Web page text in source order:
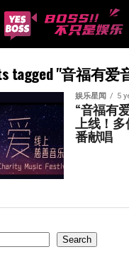
tagged "音福有爱
娱乐星闻 5
“音福有
上线！
番献唱
Search